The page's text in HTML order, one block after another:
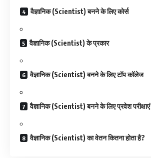
वैज्ञानिक (Scientist) बनने के लिए कोर्स
वैज्ञानिक (Scientist) के प्रकार
वैज्ञानिक (Scientist) बनने के लिए टॉप कॉलेज
वैज्ञानिक (Scientist) बनने के लिए प्रवेश परीक्षाएं
वैज्ञानिक (Scientist) का वेतन कितना होता है?